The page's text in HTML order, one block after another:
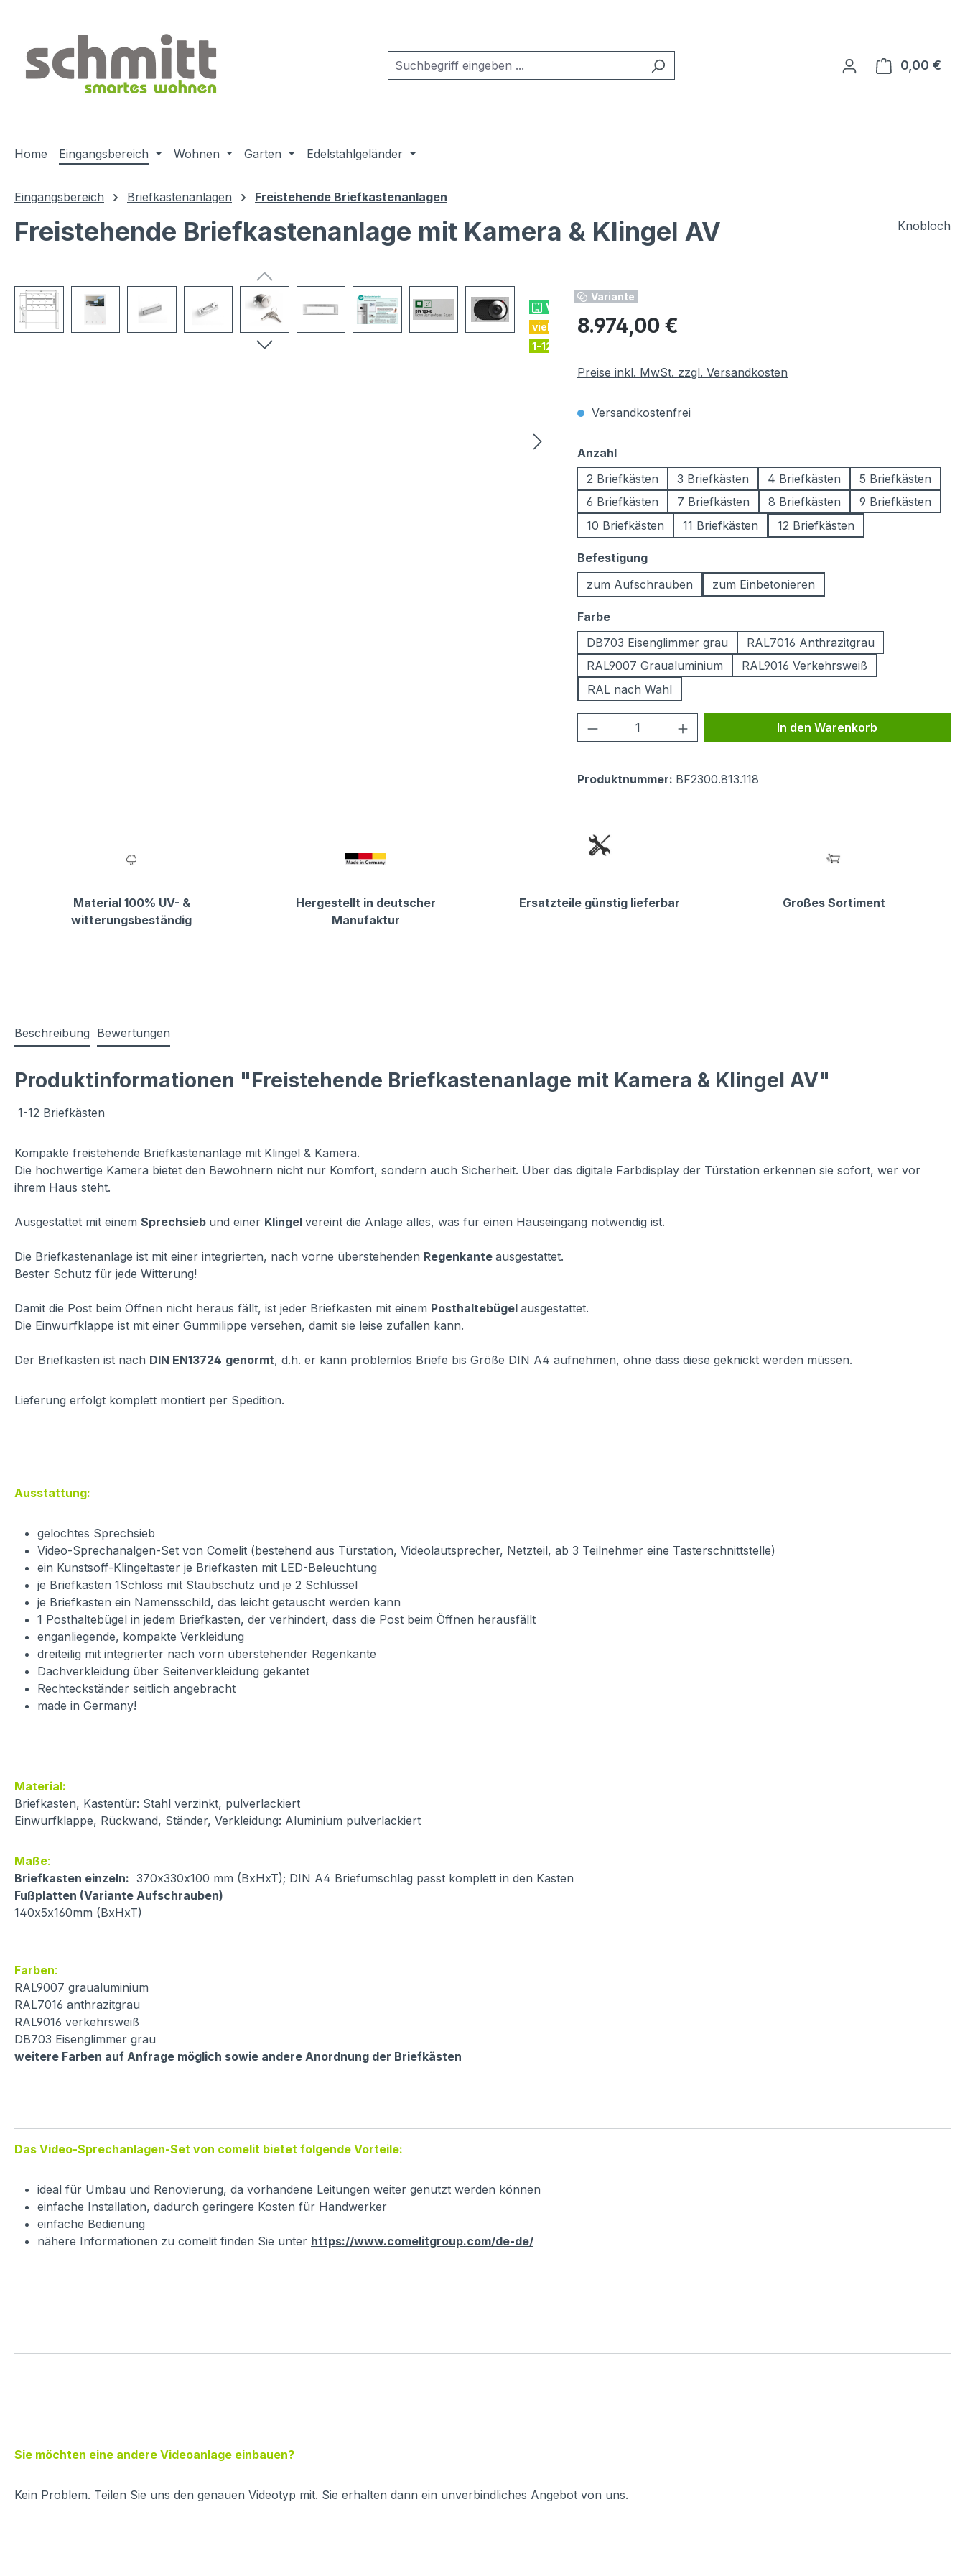
0,00 €
Home Eingangsbereich Wohnen Garten Edelstahlgeländer
Eingangsbereich Briefkastenanlagen Freistehende Briefkastenanlagen
Freistehende Briefkastenanlage mit Kamera & Klingel AV Knobloch
Versandkostenfrei
viele Farben
1-12 Kästen
Variante
Regulärer Preis:
8.974,00 €
Preise inkl. MwSt. zzgl. Versandkosten
Versandkostenfrei
Anzahlauswählen
2 Briefkästen
3 Briefkästen 4 Briefkästen
5 Briefkästen
6 Briefkästen
7 Briefkästen 8 Briefkästen
9 Briefkästen
10 Briefkästen
11 Briefkästen 12 Briefkästen
Befestigungauswählen
zum Aufschrauben
zum Einbetonieren
Farbeauswählen
DB703 Eisenglimmer grau
RAL7016 Anthrazitgrau
RAL9007 Graualuminium
RAL9016 Verkehrsweiß
RAL nach Wahl
Produkt Anzahl: Gib den gewünschten Wert
In den Warenkorb
Produktnummer: BF2300.813.118
Material 100% UV- &
witterungsbeständig
Hergestellt in deutscher
Manufaktur
Ersatzteile günstig lieferbar Großes Sortiment
Beschreibung Bewertungen
Produktinformationen "Freistehende Briefkastenanlage mit Kamera & Klingel AV"
1-12 Briefkästen
Kompakte freistehende Briefkastenanlage mit Klingel & Kamera.
Die hochwertige Kamera bietet den Bewohnern nicht nur Komfort, sondern auch Sicherheit. Über das digitale Farbdisplay der Türstation erkennen sie sofort, wer vor
ihrem Haus steht.
Ausgestattet mit einem Sprechsieb und einer Klingel vereint die Anlage alles, was für einen Hauseingang notwendig ist.
Die Briefkastenanlage ist mit einer integrierten, nach vorne überstehenden Regenkante ausgestattet.
Bester Schutz für jede Witterung!
Damit die Post beim Öffnen nicht heraus fällt, ist jeder Briefkasten mit einem Posthaltebügel ausgestattet.
Die Einwurfklappe ist mit einer Gummilippe versehen, damit sie leise zufallen kann.
Der Briefkasten ist nach DIN EN13724 genormt, d.h. er kann problemlos Briefe bis Größe DIN A4 aufnehmen, ohne dass diese geknickt werden müssen.
Lieferung erfolgt komplett montiert per Spedition.
Ausstattung:
gelochtes Sprechsieb
Video-Sprechanalgen-Set von Comelit (bestehend aus Türstation, Videolautsprecher, Netzteil, ab 3 Teilnehmer eine Tasterschnittstelle)
ein Kunstsoff-Klingeltaster je Briefkasten mit LED-Beleuchtung
je Briefkasten 1Schloss mit Staubschutz und je 2 Schlüssel
je Briefkasten ein Namensschild, das leicht getauscht werden kann
1 Posthaltebügel in jedem Briefkasten, der verhindert, dass die Post beim Öffnen herausfällt
enganliegende, kompakte Verkleidung
dreiteilig mit integrierter nach vorn überstehender Regenkante
Dachverkleidung über Seitenverkleidung gekantet
Rechteckständer seitlich angebracht
made in Germany!
Material:
Briefkasten, Kastentür: Stahl verzinkt, pulverlackiert
Einwurfklappe, Rückwand, Ständer, Verkleidung: Aluminium pulverlackiert
Maße:
Briefkasten einzeln: 370x330x100 mm (BxHxT); DIN A4 Briefumschlag passt komplett in den Kasten
Fußplatten (Variante Aufschrauben)
140x5x160mm (BxHxT)
Farben:
RAL9007 graualuminium
RAL7016 anthrazitgrau
RAL9016 verkehrsweiß
DB703 Eisenglimmer grau
weitere Farben auf Anfrage möglich sowie andere Anordnung der Briefkästen
Das Video-Sprechanlagen-Set von comelit bietet folgende Vorteile:
ideal für Umbau und Renovierung, da vorhandene Leitungen weiter genutzt werden können
einfache Installation, dadurch geringere Kosten für Handwerker
einfache Bedienung
nähere Informationen zu comelit finden Sie unter https://www.comelitgroup.com/de-de/
Sie möchten eine andere Videoanlage einbauen?
Kein Problem. Teilen Sie uns den genauen Videotyp mit. Sie erhalten dann ein unverbindliches Angebot von uns.